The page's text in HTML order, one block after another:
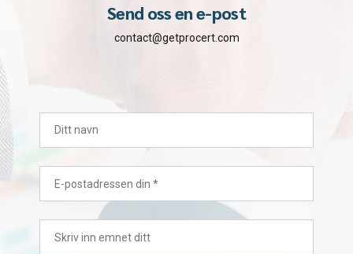
Send oss en e-post
contact@getprocert.com